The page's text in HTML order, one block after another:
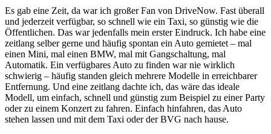
Es gab eine Zeit, da war ich großer Fan von DriveNow. Fast überall
und jederzeit verfügbar, so schnell wie ein Taxi, so günstig wie die
Öffentlichen. Das war jedenfalls mein erster Eindruck. Ich habe eine
zeitlang selber gerne und häufig spontan ein Auto gemietet – mal
einen Mini, mal einen BMW, mal mit Gangschaltung, mal
Automatik. Ein verfügbares Auto zu finden war nie wirklich
schwierig – häufig standen gleich mehrere Modelle in erreichbarer
Entfernung. Und eine zeitlang dachte ich, das wäre das ideale
Modell, um einfach, schnell und günstig zum Beispiel zu einer Party
oder zu einem Konzert zu fahren. Einfach hinfahren, das Auto
stehen lassen und mit dem Taxi oder der BVG nach hause.